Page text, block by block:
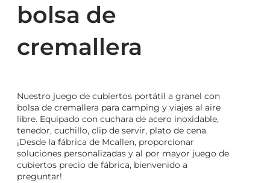
bolsa de
cremallera
Nuestro juego de cubiertos portátil a granel con
bolsa de cremallera para camping y viajes al aire
libre. Equipado con cuchara de acero inoxidable,
tenedor, cuchillo, clip de servir, plato de cena.
¡Desde la fábrica de Mcallen, proporcionar
soluciones personalizadas y al por mayor juego de
cubiertos precio de fábrica, bienvenido a
preguntar!